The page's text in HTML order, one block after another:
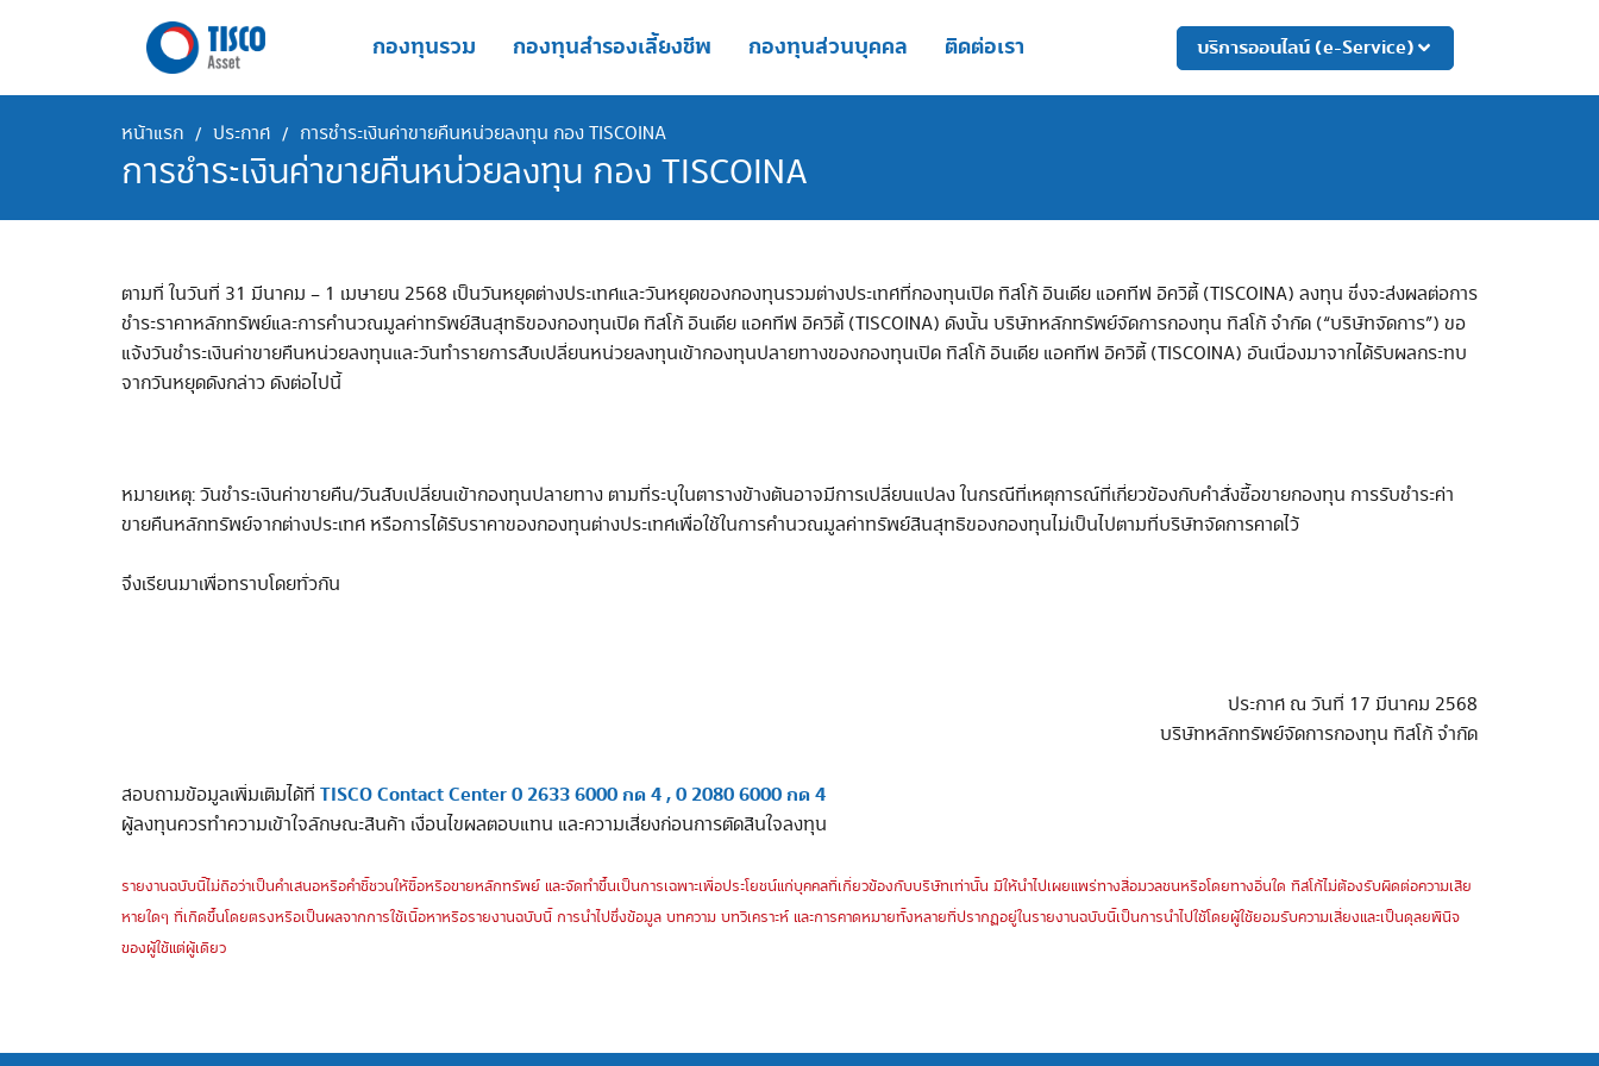
กองทุนรวม กองทุนสำรองเลี้ยงชีพ กองทุนส่วนบุคคล ติดต่อเรา บริการออนไลน์ (e-Service)
หน้าแรก / ประกาศ / การชำระเงินค่าขายคืนหน่วยลงทุน กอง TISCOINA
การชำระเงินค่าขายคืนหน่วยลงทุน กอง TISCOINA
ตามที่ ในวันที่ 31 มีนาคม – 1 เมษายน 2568 เป็นวันหยุดต่างประเทศและวันหยุดของกองทุนรวมต่างประเทศที่กองทุนเปิด ทิสโก้ อินเดีย แอคทีฟ อิควิตี้ (TISCOINA) ลงทุน ซึ่งจะส่งผลต่อการ
ชำระราคาหลักทรัพย์และการคำนวณมูลค่าทรัพย์สินสุทธิของกองทุนเปิด ทิสโก้ อินเดีย แอคทีฟ อิควิตี้ (TISCOINA) ดังนั้น บริษัทหลักทรัพย์จัดการกองทุน ทิสโก้ จำกัด (“บริษัทจัดการ”) ขอ
แจ้งวันชำระเงินค่าขายคืนหน่วยลงทุนและวันทำรายการสับเปลี่ยนหน่วยลงทุนเข้ากองทุนปลายทางของกองทุนเปิด ทิสโก้ อินเดีย แอคทีฟ อิควิตี้ (TISCOINA) อันเนื่องมาจากได้รับผลกระทบ
จากวันหยุดดังกล่าว ดังต่อไปนี้
หมายเหตุ: วันชำระเงินค่าขายคืน/วันสับเปลี่ยนเข้ากองทุนปลายทาง ตามที่ระบุในตารางข้างต้นอาจมีการเปลี่ยนแปลง ในกรณีที่เหตุการณ์ที่เกี่ยวข้องกับคำสั่งซื้อขายกองทุน การรับชำระค่า
ขายคืนหลักทรัพย์จากต่างประเทศ หรือการได้รับราคาของกองทุนต่างประเทศเพื่อใช้ในการคำนวณมูลค่าทรัพย์สินสุทธิของกองทุนไม่เป็นไปตามที่บริษัทจัดการคาดไว้
จึงเรียนมาเพื่อทราบโดยทั่วกัน
ประกาศ ณ วันที่ 17 มีนาคม 2568
บริษัทหลักทรัพย์จัดการกองทุน ทิสโก้ จำกัด
สอบถามข้อมูลเพิ่มเติมได้ที่ TISCO Contact Center 0 2633 6000 กด 4 , 0 2080 6000 กด 4
ผู้ลงทุนควรทำความเข้าใจลักษณะสินค้า เงื่อนไขผลตอบแทน และความเสี่ยงก่อนการตัดสินใจลงทุน
รายงานฉบับนี้ไม่ถือว่าเป็นคำเสนอหรือคำชี้ชวนให้ซื้อหรือขายหลักทรัพย์ และจัดทำขึ้นเป็นการเฉพาะเพื่อประโยชน์แก่บุคคลที่เกี่ยวข้องกับบริษัทเท่านั้น มิให้นำไปเผยแพร่ทางสื่อมวลชนหรือโดยทางอื่นใด ทิสโก้ไม่ต้องรับผิดต่อความเสีย
หายใดๆ ที่เกิดขึ้นโดยตรงหรือเป็นผลจากการใช้เนื้อหาหรือรายงานฉบับนี้ การนำไปซึ่งข้อมูล บทความ บทวิเคราะห์ และการคาดหมายทั้งหลายที่ปรากฏอยู่ในรายงานฉบับนี้เป็นการนำไปใช้โดยผู้ใช้ยอมรับความเสี่ยงและเป็นดุลยพินิจ
ของผู้ใช้แต่ผู้เดียว